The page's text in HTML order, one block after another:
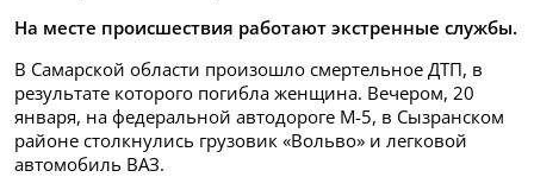
На месте происшествия работают экстренные службы.
В Самарской области произошло смертельное ДТП, в
результате которого погибла женщина. Вечером, 20
января, на федеральной автодороге М-5, в Сызранском
районе столкнулись грузовик «Вольво» и легковой
автомобиль ВАЗ.